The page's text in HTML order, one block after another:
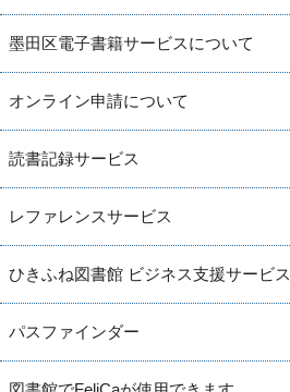
墨田区電子書籍サービスについて
オンライン申請について
読書記録サービス
レファレンスサービス
ひきふね図書館 ビジネス支援サービス
パスファインダー